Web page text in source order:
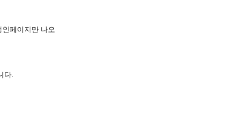
페이지만 나오
다.